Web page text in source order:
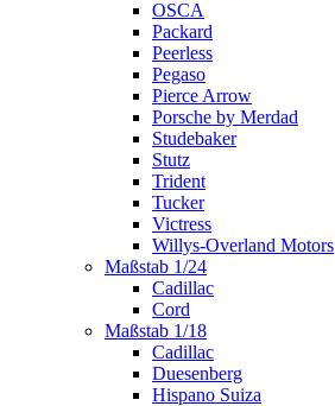
OSCA
Packard
Peerless
Pegaso
Pierce Arrow
Porsche by Merdad
Studebaker
Stutz
Trident
Tucker
Victress
Willys-Overland Motors
Maßstab 1/24
Cadillac
Cord
Maßstab 1/18
Cadillac
Duesenberg
Hispano Suiza